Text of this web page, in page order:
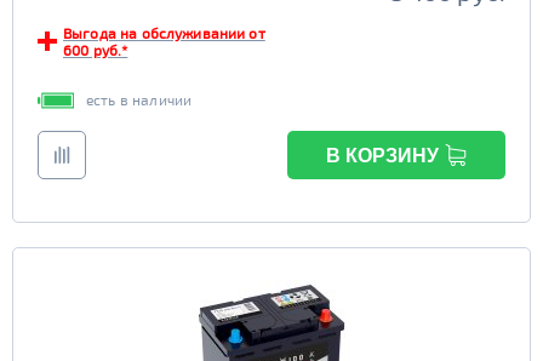
Выгода на обслуживании от
600 руб.*
есть в наличии
В КОРЗИНУ